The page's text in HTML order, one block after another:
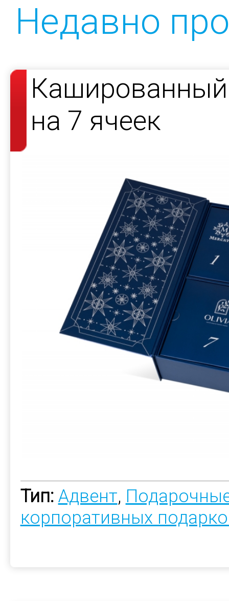
Недавно
Кашированный
на 7 ячеек
Тип: Адвент,
корпоративных